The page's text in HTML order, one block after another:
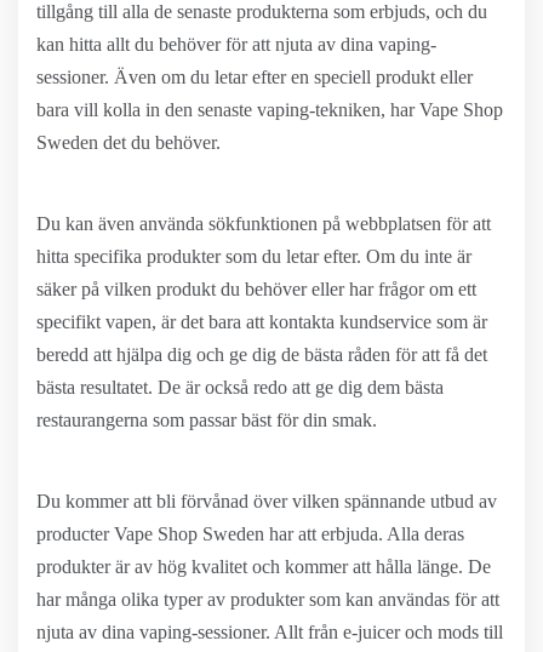
tillgång till alla de senaste produkterna som erbjuds, och du
kan hitta allt du behöver för att njuta av dina vaping-
sessioner. Även om du letar efter en speciell produkt eller
bara vill kolla in den senaste vaping-tekniken, har Vape Shop
Sweden det du behöver.
Du kan även använda sökfunktionen på webbplatsen för att
hitta specifika produkter som du letar efter. Om du inte är
säker på vilken produkt du behöver eller har frågor om ett
specifikt vapen, är det bara att kontakta kundservice som är
beredd att hjälpa dig och ge dig de bästa råden för att få det
bästa resultatet. De är också redo att ge dig dem bästa
restaurangerna som passar bäst för din smak.
Du kommer att bli förvånad över vilken spännande utbud av
producter Vape Shop Sweden har att erbjuda. Alla deras
produkter är av hög kvalitet och kommer att hålla länge. De
har många olika typer av produkter som kan användas för att
njuta av dina vaping-sessioner. Allt från e-juicer och mods till